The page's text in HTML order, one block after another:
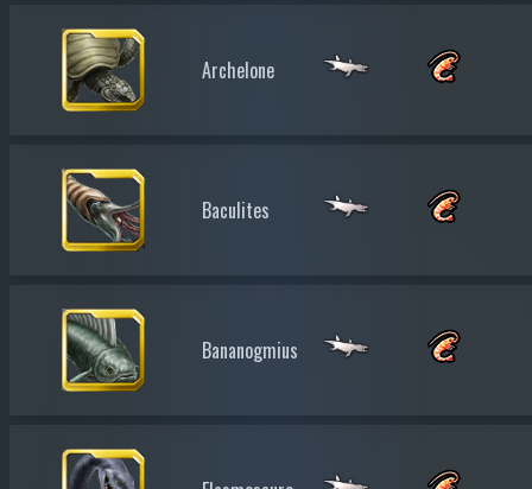
Archelone
Baculites
Bananogmius